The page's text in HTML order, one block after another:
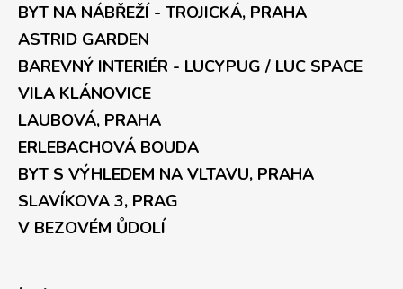
BYT NA NÁBŘEŽÍ - TROJICKÁ, PRAHA
ASTRID GARDEN
BAREVNÝ INTERIÉR - LUCYPUG / LUC SPACE
VILA KLÁNOVICE
LAUBOVÁ, PRAHA
ERLEBACHOVÁ BOUDA
BYT S VÝHLEDEM NA VLTAVU, PRAHA
SLAVÍKOVA 3, PRAG
V BEZOVÉM ŮDOLÍ